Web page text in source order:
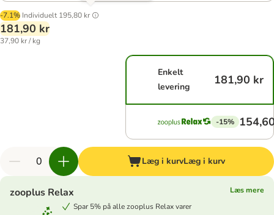
-7.1% Individuelt 195,80 kr
181,90 kr
37,90 kr / kg
Enkelt
levering
181,90 kr
-15%
Læg i kurvLæg i kurv
zooplus Relax
Læs mere
Spar 5% på alle zooplus Relax varer